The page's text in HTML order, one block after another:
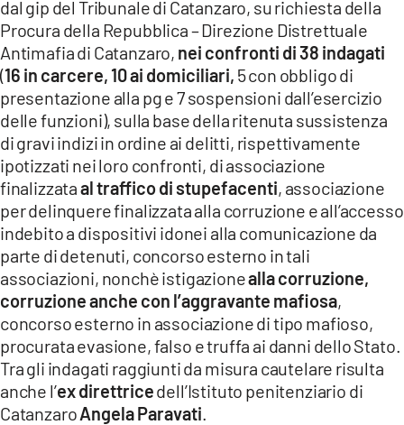
LACTV.IT
LACONAIR.IT
LACITYMAG.IT
ILREGGINO.IT
COSENZACHANNEL.IT
ILVIBONESE.IT
CATANZAROCHANNEL.IT
LACAPITALENEWS.IT
App
ANDROID
dal gip del Tribunale di Catanzaro, su richiesta della
Procura della Repubblica – Direzione Distrettuale
Antimafia di Catanzaro, nei confronti di 38 indagati
(16 in carcere, 10 ai domiciliari, 5 con obbligo di
presentazione alla pg e 7 sospensioni dall’esercizio
delle funzioni), sulla base della ritenuta sussistenza
di gravi indizi in ordine ai delitti, rispettivamente
ipotizzati nei loro confronti, di associazione
finalizzataal traffico di stupefacenti, associazione
per delinquere finalizzata alla corruzione e all’accesso
indebito a dispositivi idonei alla comunicazione da
parte di detenuti, concorso esterno in tali
associazioni, nonchè istigazionealla corruzione,
corruzione anche con l’aggravante mafiosa,
concorso esterno in associazione di tipo mafioso,
procurata evasione, falso e truffa ai danni dello Stato.
Tra gli indagati raggiunti da misura cautelare risulta
anche l’ex direttricedell’Istituto penitenziario di
CatanzaroAngela Paravati